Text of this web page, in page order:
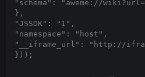
"schema": "aweme://
},
"JSSDK": "1",
"namespace": "host",
"__iframe_url": "http://